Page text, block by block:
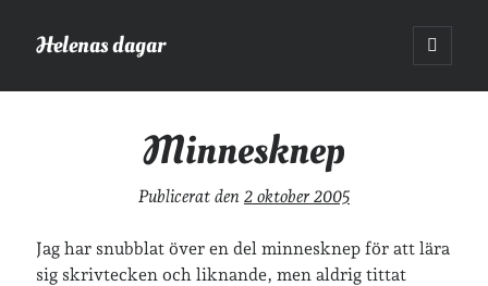
Helenas dagar
öppna
primär
Sidopanel
Minnesknep
Publicerat den 2 oktober 2005
Jag har snubblat över en del minnesknep för att lära
sig skrivtecken och liknande, men aldrig tittat